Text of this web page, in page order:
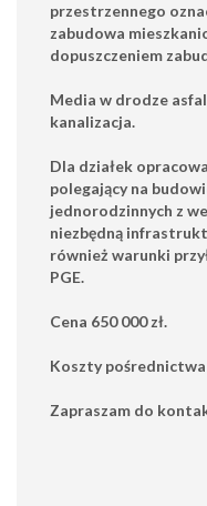
przestrzennego
zabudowa
dopuszczeniem
Media w drodze
kanalizacja.
Dla działek
polegający na
jednorodzinnych z
niezbędną
również warunki
PGE.
Cena 650 000 zł.
Koszty pośrednictwa
Zapraszam do